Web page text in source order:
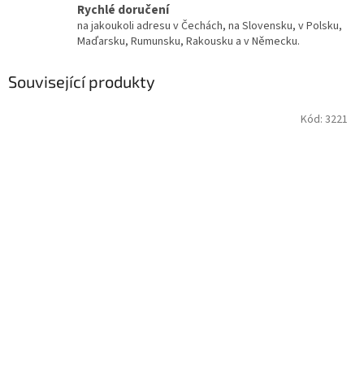
Rychlé doručení
na jakoukoli adresu v Čechách, na Slovensku, v Polsku,
Maďarsku, Rumunsku, Rakousku a v Německu.
Související produkty
Kód: 3221